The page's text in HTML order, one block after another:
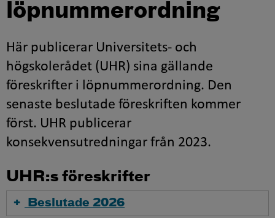
löpnummerordning
Här publicerar Universitets- och
högskolerådet (UHR) sina gällande
föreskrifter i löpnummerordning. Den
senaste beslutade föreskriften kommer
först. UHR publicerar
konsekvensutredningar från 2023.
UHR:s föreskrifter
Beslutade 2026